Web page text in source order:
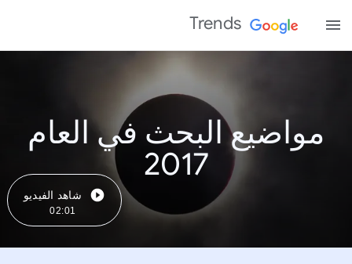
Trends
مواضيع البحث في العام
2017
شاهد الفيديو
02:01